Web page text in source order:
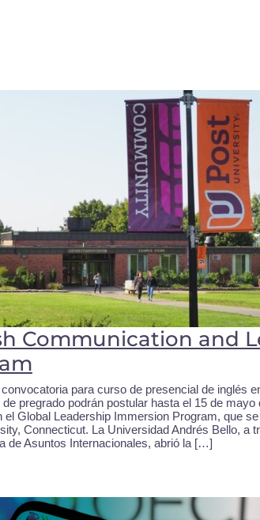
Communication and
para curso de presencial de inglés
pregrado podrán postular hasta el 15 de mayo
el Global Leadership Immersion Program, que
Connecticut. La Universidad Andrés Bello, a
de Asuntos Internacionales, abrió la […]